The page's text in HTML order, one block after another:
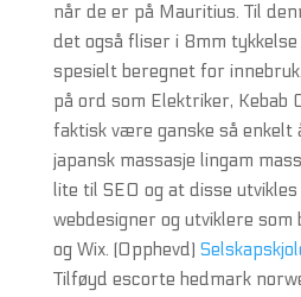
når de er på Mauritius. Til
det også fliser i 8mm
spesielt beregnet for
på ord som Elektriker, Kebab
faktisk være ganske så enkelt
japansk massasje lingam
lite til SEO og at disse
webdesigner og utviklere
og Wix. (Opphevd)
Tilføyd escorte hedmark